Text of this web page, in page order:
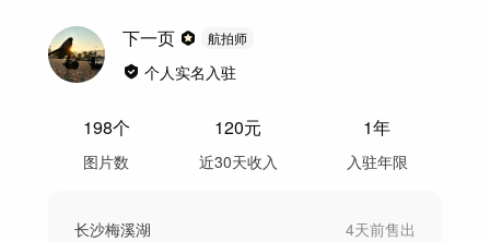
下一页 航拍师
个人实名入驻
198个
图片数
120元
近30天收入
1年
入驻年限
长沙梅溪湖 4天前售出